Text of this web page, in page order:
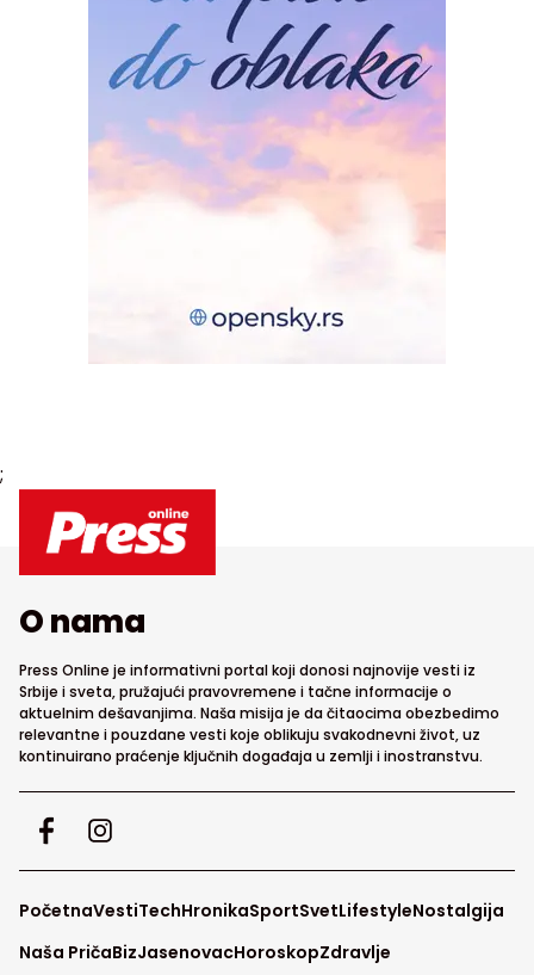
;
O nama
Press Online je informativni portal koji donosi najnovije vesti iz
Srbije i sveta, pružajući pravovremene i tačne informacije o
aktuelnim dešavanjima. Naša misija je da čitaocima obezbedimo
relevantne i pouzdane vesti koje oblikuju svakodnevni život, uz
kontinuirano praćenje ključnih događaja u zemlji i inostranstvu.
PočetnaVestiTechHronikaSportSvetLifestyleNostalgija
Naša PričaBizJasenovacHoroskopZdravlje